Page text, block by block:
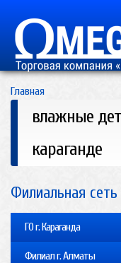
Главная
влажные
караганде
Филиальная сеть
ГО г. Караганда
Филиал г. Алматы